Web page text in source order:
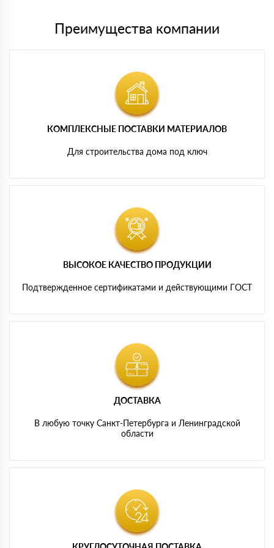
Преимущества компании
КОМПЛЕКСНЫЕ ПОСТАВКИ МАТЕРИАЛОВ
Для строительства дома под ключ
ВЫСОКОЕ КАЧЕСТВО ПРОДУКЦИИ
Подтвержденное сертификатами и действующими ГОСТ
ДОСТАВКА
В любую точку Санкт-Петербурга и Ленинградской
области